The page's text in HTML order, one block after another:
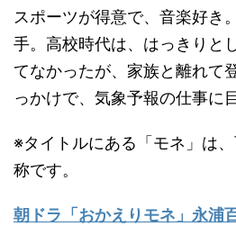
スポーツが得意で、音楽好き
手。高校時代は、はっきりと
てなかったが、家族と離れて
っかけで、気象予報の仕事に
※タイトルにある「モネ」は
称です。
朝ドラ「おかえりモネ」永浦